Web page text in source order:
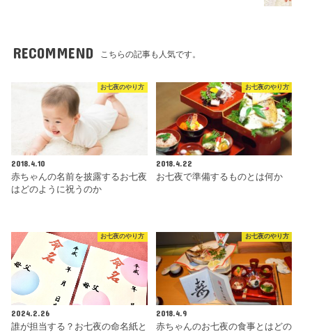
RECOMMEND こちらの記事も人気です。
お七夜のやり方
2018.4.10
赤ちゃんの名前を披露するお七夜
はどのように祝うのか
お七夜のやり方
2018.4.22
お七夜で準備するものとは何か
お七夜のやり方
2024.2.26
誰が担当する？お七夜の命名紙と
お七夜のやり方
2018.4.9
赤ちゃんのお七夜の食事とはどの